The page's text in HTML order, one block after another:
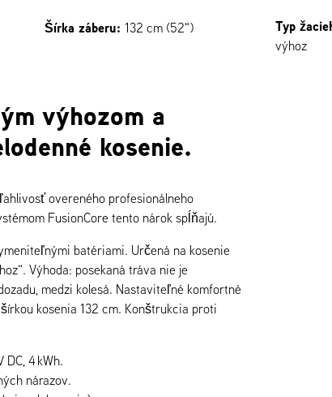
Šírka záberu: 132 cm (52") Typ
výhoz
výhozom a
kosenie.
overeného profesionálneho
FusionCore tento nárok spĺňajú.
batériami. Určená na kosenie
Výhoda: posekaná tráva nie je
medzi kolesá. Nastaviteľné komfortné
kosenia 132 cm. Konštrukcia proti
4 kWh.
nárazov.